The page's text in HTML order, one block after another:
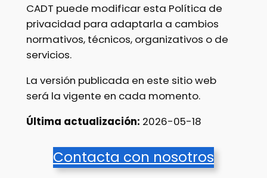
CADT puede modificar esta Política de
privacidad para adaptarla a cambios
normativos, técnicos, organizativos o de
servicios.
La versión publicada en este sitio web
será la vigente en cada momento.
Última actualización: 2026-05-18
Contacta con nosotros